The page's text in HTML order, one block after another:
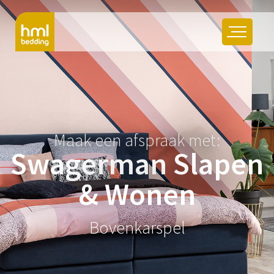
Maak een afspraak met:
Swagerman Slapen
& Wonen
Bovenkarspel